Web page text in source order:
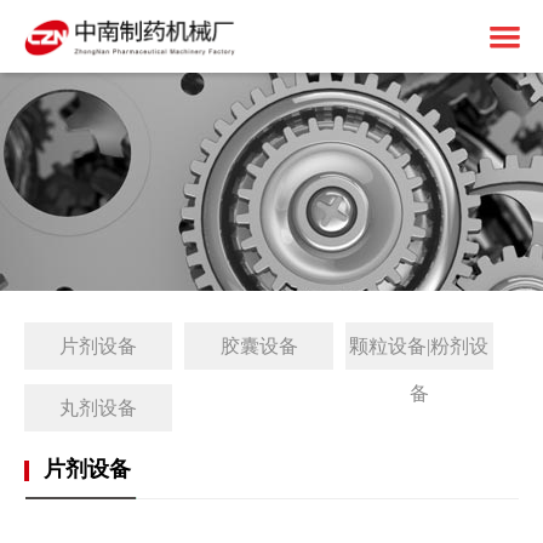
首页
关于中南
中南简介
免责申明
制药设备
液体制剂设备
后段包装设备
前处理设备
其他设备
工厂简介
1+X证书
1+X设备方案
1+X专题网站
解决方案
客户案例
新闻中心
行业资讯
片剂设备 胶囊设备 颗粒设备|粉剂设
备
丸剂设备
片剂设备